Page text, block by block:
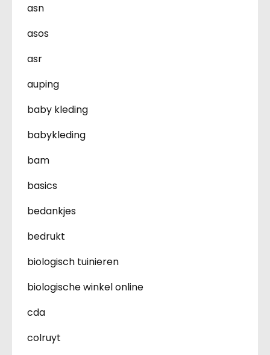
asn
asos
asr
auping
baby kleding
babykleding
bam
basics
bedankjes
bedrukt
biologisch tuinieren
biologische winkel online
cda
colruyt